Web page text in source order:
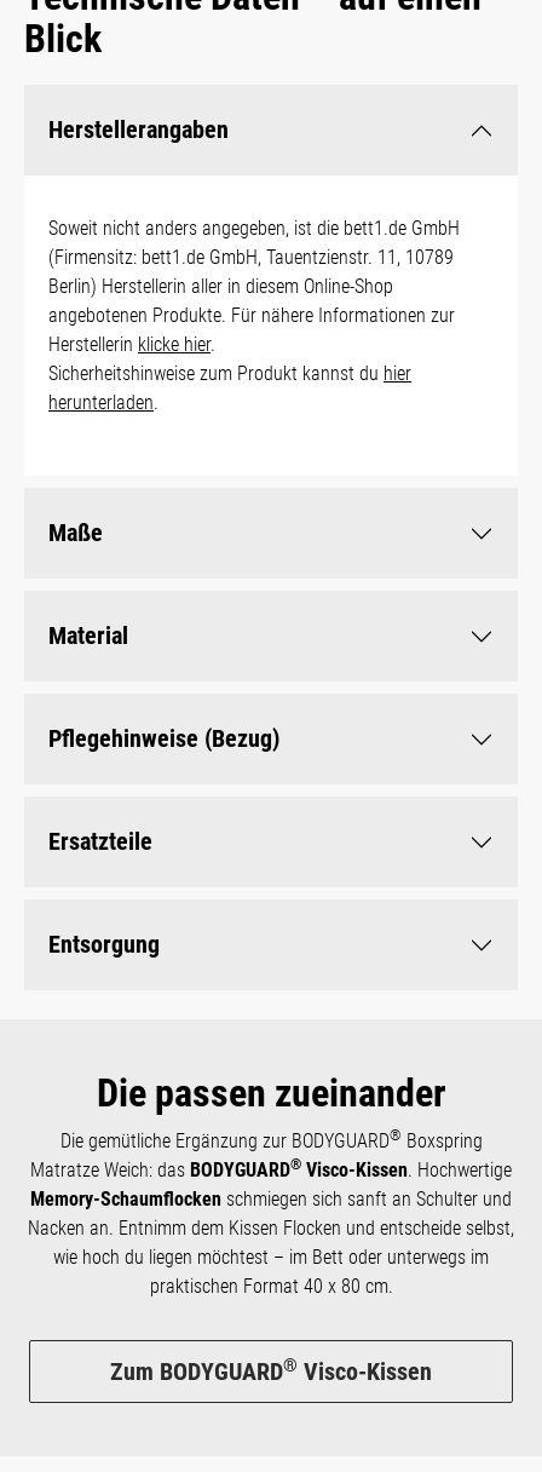
Blick
Herstellerangaben
Soweit nicht anders angegeben, ist die bett1.de GmbH
(Firmensitz: bett1.de GmbH, Tauentzienstr. 11, 10789
Berlin) Herstellerin aller in diesem Online-Shop
angebotenen Produkte. Für nähere Informationen zur
Herstellerin klicke hier.
Sicherheitshinweise zum Produkt kannst du hier
herunterladen.
Maße
Material
Pflegehinweise (Bezug)
Ersatzteile
Entsorgung
Die passen zueinander
Die gemütliche Ergänzung zur BODYGUARD® Boxspring
Matratze Weich: das BODYGUARD® Visco-Kissen. Hochwertige
Memory-Schaumflocken schmiegen sich sanft an Schulter und
Nacken an. Entnimm dem Kissen Flocken und entscheide selbst,
wie hoch du liegen möchtest – im Bett oder unterwegs im
praktischen Format 40 x 80 cm.
Zum BODYGUARD® Visco-Kissen